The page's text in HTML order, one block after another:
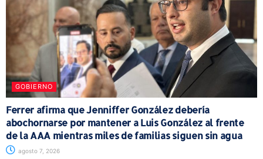
GOBIERNO
Ferrer afirma que Jenniffer González debería
abochornarse por mantener a Luis González al frente
de la AAA mientras miles de familias siguen sin agua
agosto 7, 2026